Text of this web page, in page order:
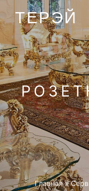
ТЕРЭЙ
Главная »